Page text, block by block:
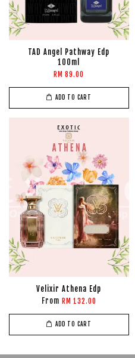
TAD Angel Pathway Edp
100ml
RM 89.00
ADD TO CART
Velixir Athena Edp
From RM 132.00
ADD TO CART